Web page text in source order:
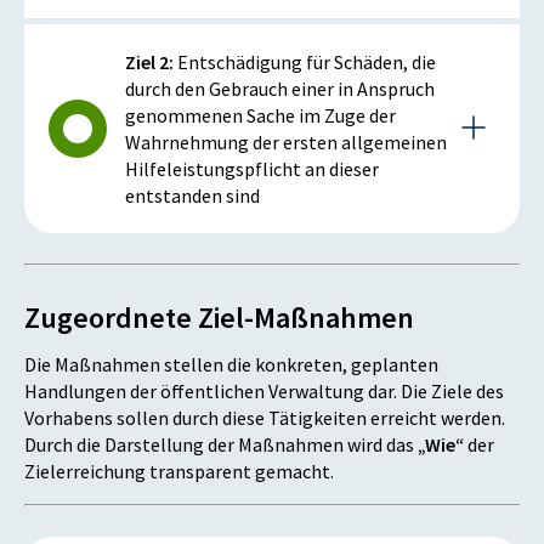
Beschreibung des Ziels
Mit diesem Vorhaben wird dem Ziel des BM.I,
Maßnahmen gegen Gewalt, insbesondere gegen
Minderjährige im Sinne der Stärkung des
Kindeswohles, Rechnung getragen; diesem Ziel dient
auch die Einführung einer
Verwaltungsstrafbestimmung zur Ahndung von
Zuwiderhandeln gegen bestimmte einstweilige
Kennzahlen und Meilensteine des Ziels
Wegweisungen außerhalb des Wohnbereiches des
Kindes [Anzahl]
ISTWERT ZIELZUSTAND
Ziel 2: Entschädigung für Schäden, die
durch den Gebrauch einer in Anspruch
genommenen Sache im Zuge der
Wahrnehmung der ersten allgemeinen
Hilfeleistungspflicht an dieser
entstanden sind
Kennzahlen und Meilensteine des Ziels
Meilenstein 1: Entschädigungspflicht
Ausgangszustand 2013:
Die derzeitige Regelung des § 92 sieht eine
Entschädigungspflicht des Bundes explizit nur für
solche Schäden vor, die beim Gebrauch in Anspruch
genommener Sachen zur Abwehr eines gefährlichen
Angriffs an diesen entstanden sind.
Zugeordnete Ziel-Maßnahmen
Die Maßnahmen stellen die konkreten, geplanten
Handlungen der öffentlichen Verwaltung dar. Die Ziele des
Vorhabens sollen durch diese Tätigkeiten erreicht werden.
Durch die Darstellung der Maßnahmen wird das „Wie“der
Zielerreichung transparent gemacht.